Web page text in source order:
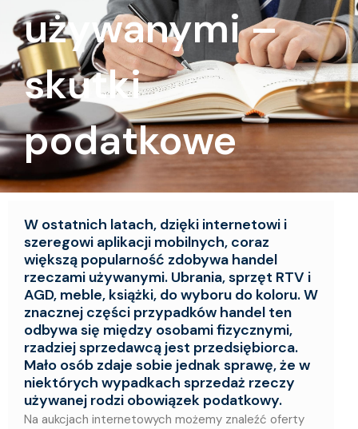
używanymi –
skutki
podatkowe
W ostatnich latach, dzięki internetowi i
szeregowi aplikacji mobilnych, coraz
większą popularność zdobywa handel
rzeczami używanymi. Ubrania, sprzęt RTV i
AGD, meble, książki, do wyboru do koloru. W
znacznej części przypadków handel ten
odbywa się między osobami fizycznymi,
rzadziej sprzedawcą jest przedsiębiorca.
Mało osób zdaje sobie jednak sprawę, że w
niektórych wypadkach sprzedaż rzeczy
używanej rodzi obowiązek podatkowy.
Na aukcjach internetowych możemy znaleźć oferty